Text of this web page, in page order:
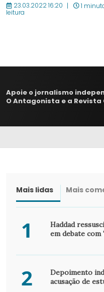
23.03.2022 16:20 1
leitura
Apoie o jornalismo
O Antagonista e a Revista
Mais lidas Mais
1
Haddad
em debate
2
Depoimento
acusação de